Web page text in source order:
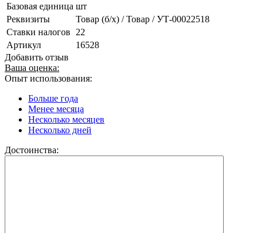
Базовая единица шт
Реквизиты
Товар (б/х) / Товар / УТ-00022518
Ставки налогов
22
Артикул
16528
Добавить отзыв
Ваша оценка:
Опыт использования:
Больше года
Менее месяца
Несколько месяцев
Несколько дней
Достоинства: